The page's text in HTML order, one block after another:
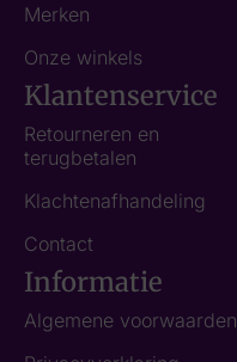
Merken
Onze winkels
Klantenservice
Retourneren en
terugbetalen
Klachtenafhandeling
Contact
Informatie
Algemene voorwaarden